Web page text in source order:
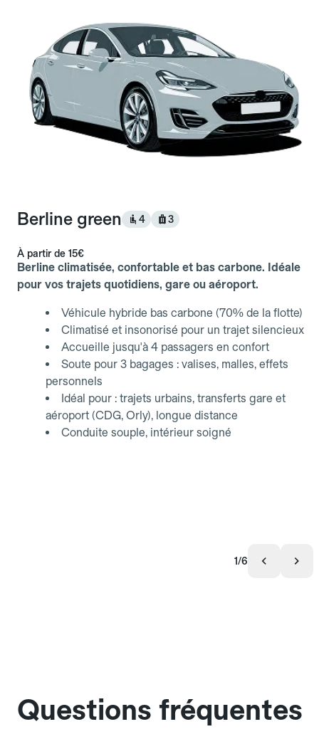
Berline green 4 3
À partir de 15€
Berline climatisée, confortable et bas carbone. Idéale
pour vos trajets quotidiens, gare ou aéroport.
Véhicule hybride bas carbone (70% de la flotte)
Climatisé et insonorisé pour un trajet silencieux
Accueille jusqu'à 4 passagers en confort
Soute pour 3 bagages : valises, malles, effets
personnels
Idéal pour : trajets urbains, transferts gare et
aéroport (CDG, Orly), longue distance
Conduite souple, intérieur soigné
1/6
Questions fréquentes